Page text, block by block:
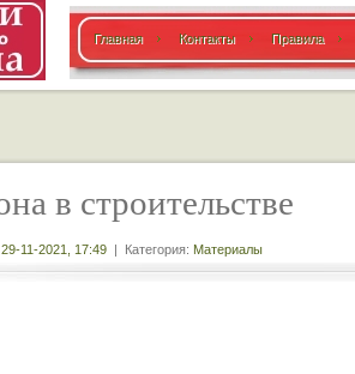
Главная Контакты Правила
в строительстве
29-11-2021, 17:49 | Категория: Материалы